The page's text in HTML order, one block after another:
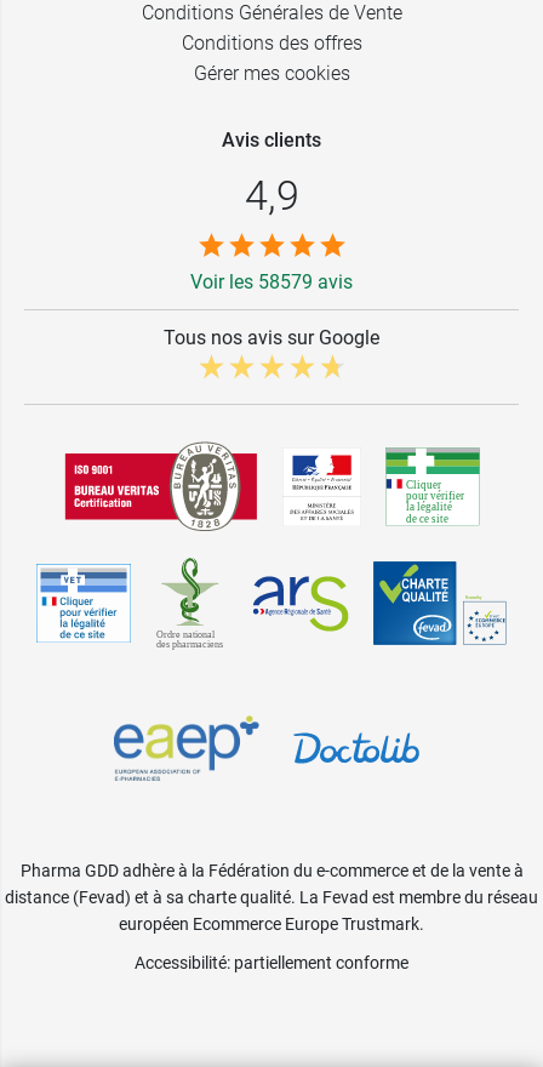
Conditions Générales de Vente
Conditions des offres
Gérer mes cookies
Avis clients
4,9
Voir les 58579 avis
Tous nos avis sur Google
Pharma GDD adhère à la Fédération du e-commerce et de la vente à
distance (Fevad) et à sa charte qualité. La Fevad est membre du réseau
européen Ecommerce Europe Trustmark.
Accessibilité: partiellement conforme